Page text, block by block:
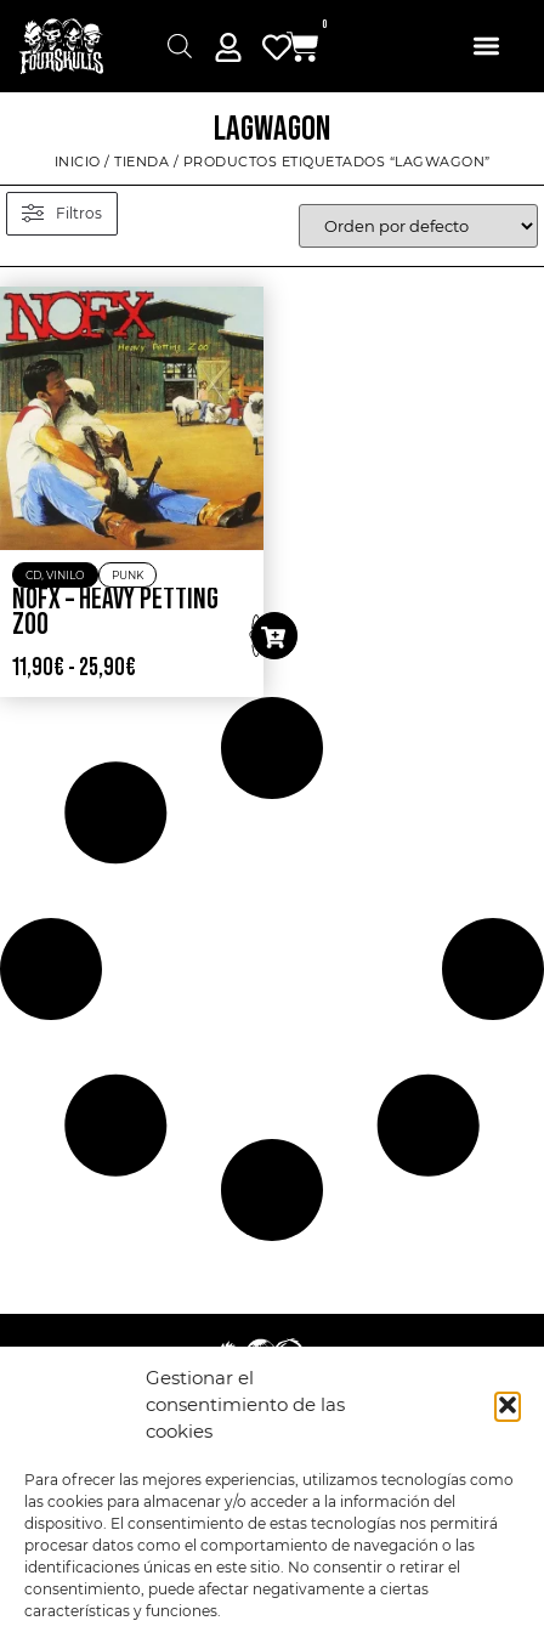
Gestionar el
consentimiento de las
cookies
Para ofrecer las mejores experiencias, utilizamos tecnologías como
las cookies para almacenar y/o acceder a la información del
dispositivo. El consentimiento de estas tecnologías nos permitirá
procesar datos como el comportamiento de navegación o las
identificaciones únicas en este sitio. No consentir o retirar el
consentimiento, puede afectar negativamente a ciertas
características y funciones.
0
LAGWAGON
INICIO / TIENDA / PRODUCTOS ETIQUETADOS “LAGWAGON”
Filtros
CD, VINILO PUNK
NOFX – HEAVY PETTING
ZOO
11,90€ - 25,90€
LEGAL
POLÍTICA DE
PRIVACIDAD
TÉRMINOS Y
CONDICIONES
GENERALES DE LA
POLÍTICA DE COOKIES
ENLACES
TIENDA
ESTILOS
FORMATOS
PREVENTAS
OFERTAS
MERCHANDISING